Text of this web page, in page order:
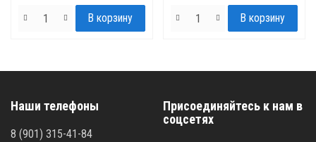
Наши телефоны
8 (901) 315-41-84
Присоединяйтесь к нам в
соцсетях